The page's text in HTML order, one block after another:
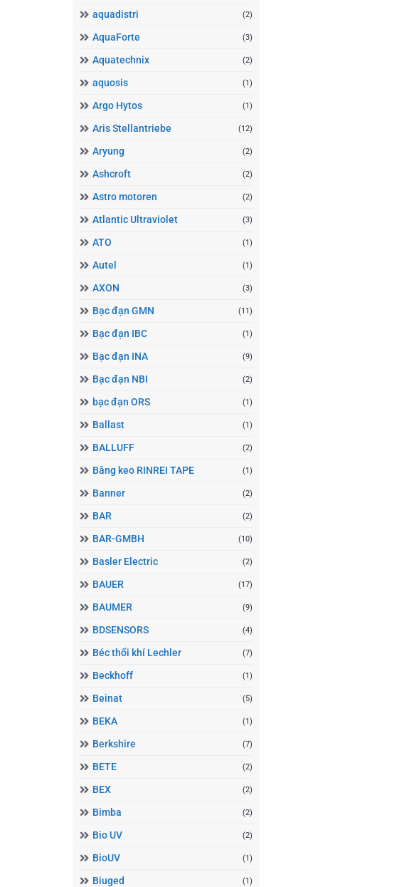
aquadistri (2)
AquaForte (3)
Aquatechnix (2)
aquosis (1)
Argo Hytos (1)
Aris Stellantriebe (12)
Aryung (2)
Ashcroft (2)
Astro motoren (2)
Atlantic Ultraviolet (3)
ATO (1)
Autel (1)
AXON (3)
Bạc đạn GMN (11)
Bạc đạn IBC (1)
Bạc đạn INA (9)
Bạc đạn NBI (2)
bạc đạn ORS (1)
Ballast (1)
BALLUFF (2)
Băng keo RINREI TAPE (1)
Banner (2)
BAR (2)
BAR-GMBH (10)
Basler Electric (2)
BAUER (17)
BAUMER (9)
BDSENSORS (4)
Béc thổi khí Lechler (7)
Beckhoff (1)
Beinat (5)
BEKA (1)
Berkshire (7)
BETE (2)
BEX (2)
Bimba (2)
Bio UV (2)
BioUV (1)
Biuged (1)